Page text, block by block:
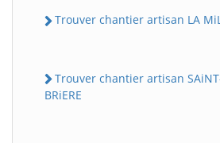
Trouver chantier artisan LA
Trouver chantier artisan
BRiERE